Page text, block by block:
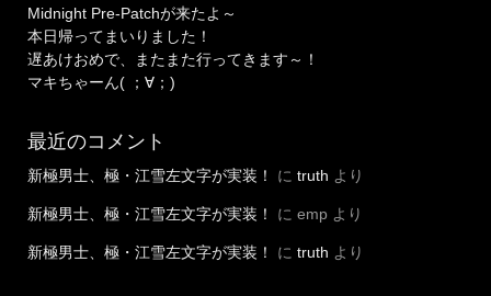
Midnight Pre-Patchが来たよ～
本日帰ってまいりました！
遅あけおめで、またまた行ってきます～！
マキちゃーん( ；∀；)
最近のコメント
新極男士、極・江雪左文字が実装！ に truth より
新極男士、極・江雪左文字が実装！ に emp より
新極男士、極・江雪左文字が実装！ に truth より